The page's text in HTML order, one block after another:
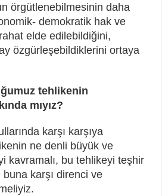
örgütlenebilmesinin daha
demokratik hak ve
elde edilebildiğini,
özgürleşebildiklerini ortaya
tehlikenin
mıyız?
karşı karşıya
ne denli büyük ve
kavramalı, bu tehlikeyi teşhir
karşı direnci ve